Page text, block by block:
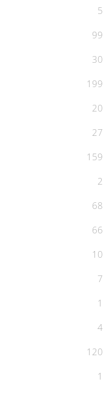
5
99
30
199
20
27
159
2
68
66
10
7
1
4
120
1